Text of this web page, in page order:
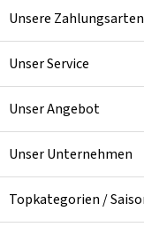
Unsere Zahlungsarten
Unser Service
Unser Angebot
Unser Unternehmen
Topkategorien /